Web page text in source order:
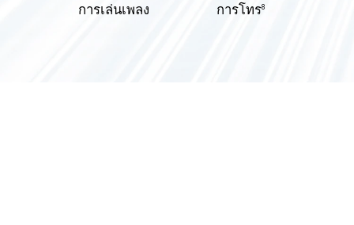
การเล่นเพลง การโทร8